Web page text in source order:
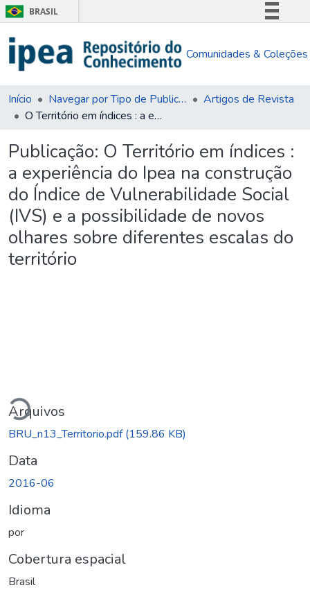
BRASIL
Comunica BR
Acesso à informação
Comunidades & Coleções
Início Navegar por Tipo de Publicação
Artigos de Revista
O Território em índices : a experiência do Ipea na construção do Índice de Vulnerabilidade Social (IVS) e a possibilidade de novos olhares sobre diferentes escalas do território
Publicação: O Território em índices :
a experiência do Ipea na construção
do Índice de Vulnerabilidade Social
(IVS) e a possibilidade de novos
olhares sobre diferentes escalas do
território
Arquivos
BRU_n13_Territorio.pdf(159.86 KB)
Data
2016-06
Idioma
por
Cobertura espacial
Brasil